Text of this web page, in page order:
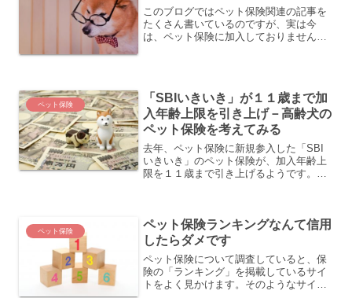
このブログではペット保険関連の記事を
たくさん書いているのですが、実は今
は、ペット保険に加入しておりません。
ペット保険
「SBIいきいき」が１１歳まで加
入年齢上限を引き上げ－高齢犬の
ペット保険を考えてみる
去年、ペット保険に新規参入した「SBI
いきいき」のペット保険が、加入年齢上
限を１１歳まで引き上げるようです。
たのですが、一気...
ペット保険
ペット保険ランキングなんて信用
したらダメです
ペット保険について調査していると、保
険の「ランキング」を掲載しているサイ
トをよく見かけます。そのようなサイト